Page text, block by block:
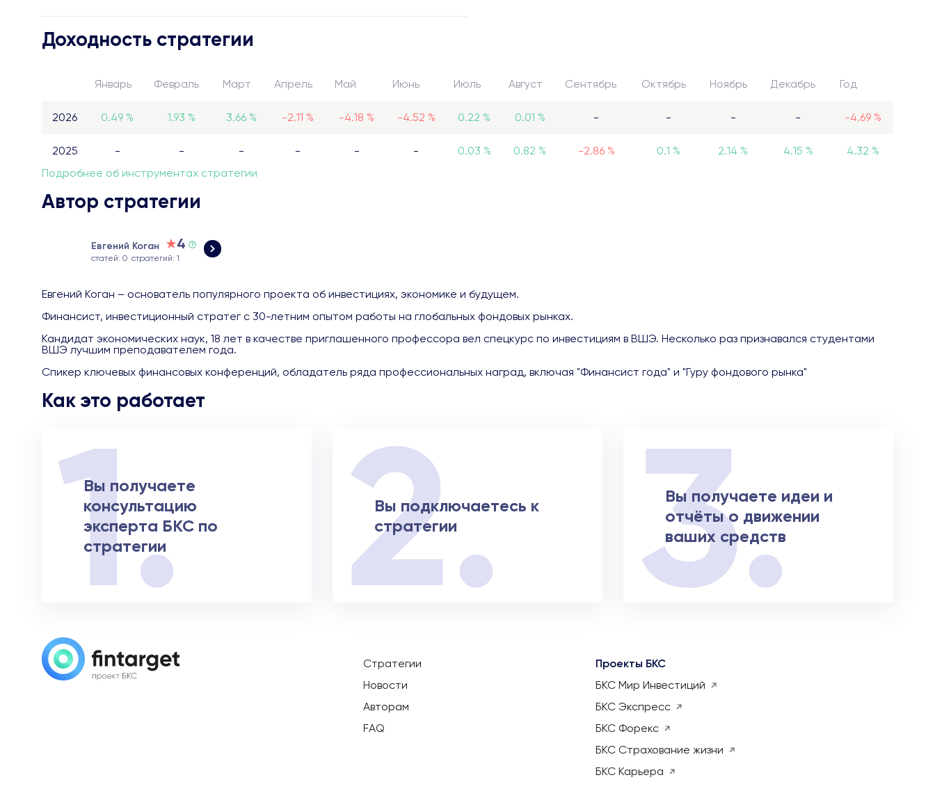
Доходность стратегии
Январь Февраль Март Апрель Май Июнь Июль Август Сентябрь Октябрь Ноябрь Декабрь Год
2026 0.49 % 1.93 % 3.66 % -2.11 % -4.18 % -4.52 % 0.22 % 0.01 % - - - - -4.69 %
2025 - - - - - - 0.03 % 0.82 % -2.86 % 0.1 % 2.14 % 4.15 %
4.32 %
Подробнее об инструментах стратегии
Автор стратегии
Евгений Коган 4
статей: 0 стратегий: 1
Евгений Коган – основатель популярного проекта об инвестициях, экономике и будущем.
Финансист, инвестиционный стратег с 30-летним опытом работы на глобальных фондовых рынках.
Кандидат экономических наук, 18 лет в качестве приглашенного профессора вел спецкурс по инвестициям в ВШЭ. Несколько раз признавался студентами
ВШЭ лучшим преподавателем года.
Спикер ключевых финансовых конференций, обладатель ряда профессиональных наград, включая "Финансист года" и "Гуру фондового рынка"
Как это работает
Вы получаете
консультацию
эксперта БКС по
стратегии
Вы подключаетесь к
стратегии
Вы получаете идеи и
отчёты о движении
ваших средств
Стратегии
Новости
Авторам
FAQ
Проекты БКС
БКС Мир Инвестиций
БКС Экспресс
БКС Форекс
БКС Страхование жизни
БКС Карьера